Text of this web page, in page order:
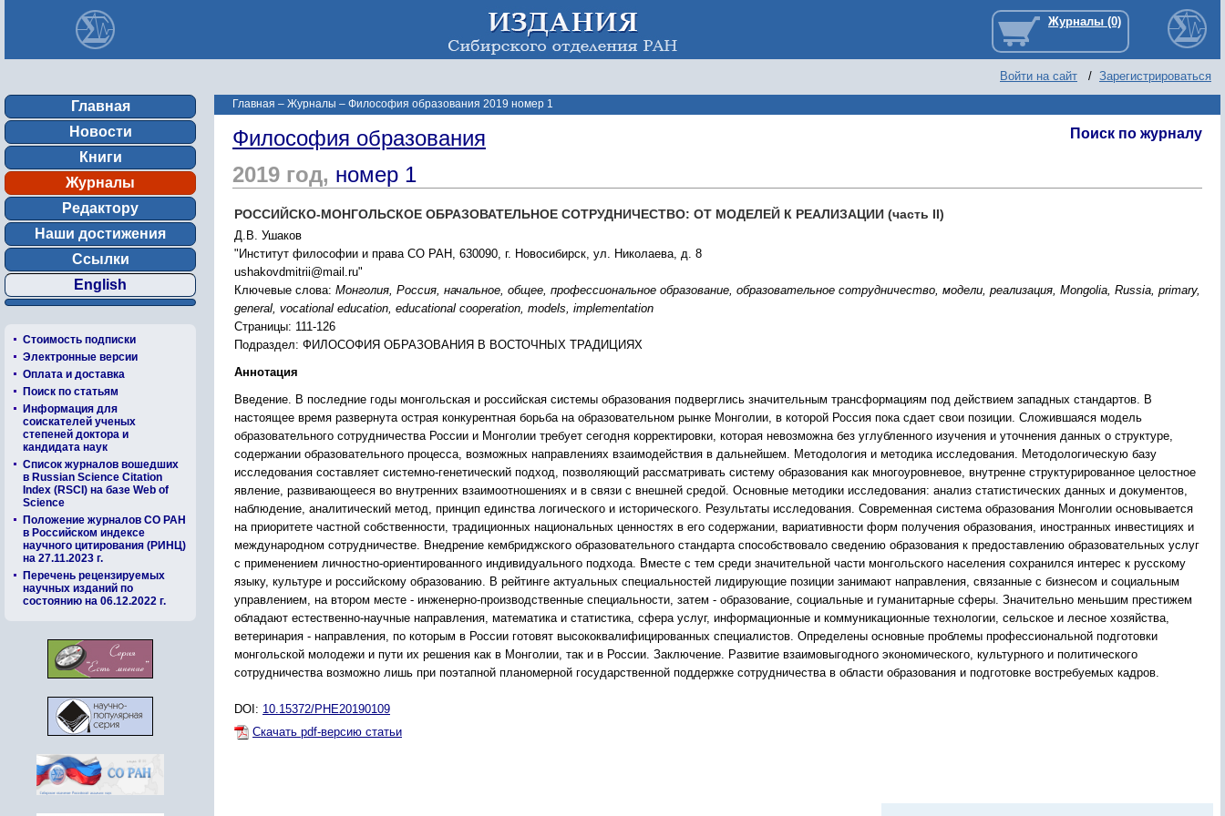
Войти на сайт / Зарегистрироваться
Главная
Новости
Книги
Журналы
Редактору
Наши достижения
Ссылки
English
Стоимость подписки
Электронные версии
Оплата и доставка
Поиск по статьям
Информация для
соискателей ученых
степеней доктора и
кандидата наук
Список журналов вошедших
в Russian Science Citation
Index (RSCI) на базе Web of
Science
Положение журналов СО РАН
в Российском индексе
научного цитирования (РИНЦ)
на 27.11.2023 г.
Перечень рецензируемых
научных изданий по
состоянию на 06.12.2022 г.
Главная – Журналы – Философия образования 2019 номер 1
Поиск по журналу
Философия образования
2019 год, номер 1
РОССИЙСКО-МОНГОЛЬСКОЕ ОБРАЗОВАТЕЛЬНОЕ СОТРУДНИЧЕСТВО: ОТ МОДЕЛЕЙ К РЕАЛИЗАЦИИ (часть II)
Д.В. Ушаков
"Институт философии и права СО РАН, 630090, г. Новосибирск, ул. Николаева, д. 8
ushakovdmitrii@mail.ru"
Ключевые слова: Монголия, Россия, начальное, общее, профессиональное образование, образовательное сотрудничество, модели, реализация, Mongolia, Russia, primary,
general, vocational education, educational cooperation, models, implementation
Страницы: 111-126
Подраздел: ФИЛОСОФИЯ ОБРАЗОВАНИЯ В ВОСТОЧНЫХ ТРАДИЦИЯХ
Аннотация
Введение. В последние годы монгольская и российская системы образования подверглись значительным трансформациям под действием западных стандартов. В
настоящее время развернута острая конкурентная борьба на образовательном рынке Монголии, в которой Россия пока сдает свои позиции. Сложившаяся модель
образовательного сотрудничества России и Монголии требует сегодня корректировки, которая невозможна без углубленного изучения и уточнения данных о структуре,
содержании образовательного процесса, возможных направлениях взаимодействия в дальнейшем. Методология и методика исследования. Методологическую базу
исследования составляет системно-генетический подход, позволяющий рассматривать систему образования как многоуровневое, внутренне структурированное целостное
явление, развивающееся во внутренних взаимоотношениях и в связи с внешней средой. Основные методики исследования: анализ статистических данных и документов,
наблюдение, аналитический метод, принцип единства логического и исторического. Результаты исследования. Современная система образования Монголии основывается
на приоритете частной собственности, традиционных национальных ценностях в его содержании, вариативности форм получения образования, иностранных инвестициях и
международном сотрудничестве. Внедрение кембриджского образовательного стандарта способствовало сведению образования к предоставлению образовательных услуг
с применением личностно-ориентированного индивидуального подхода. Вместе с тем среди значительной части монгольского населения сохранился интерес к русскому
языку, культуре и российскому образованию. В рейтинге актуальных специальностей лидирующие позиции занимают направления, связанные с бизнесом и социальным
управлением, на втором месте - инженерно-производственные специальности, затем - образование, социальные и гуманитарные сферы. Значительно меньшим престижем
обладают естественно-научные направления, математика и статистика, сфера услуг, информационные и коммуникационные технологии, сельское и лесное хозяйства,
ветеринария - направления, по которым в России готовят высококвалифицированных специалистов. Определены основные проблемы профессиональной подготовки
монгольской молодежи и пути их решения как в Монголии, так и в России. Заключение. Развитие взаимовыгодного экономического, культурного и политического
сотрудничества возможно лишь при поэтапной планомерной государственной поддержке сотрудничества в области образования и подготовке востребуемых кадров.
DOI: 10.15372/PHE20190109
Скачать pdf-версию статьи